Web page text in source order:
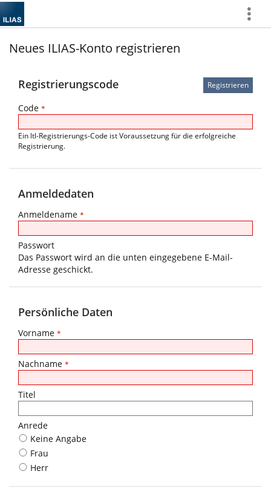
Neues ILIAS-Konto registrieren
Registrierungscode
Code *
Ein ltl-Registrierungs-Code ist Voraussetzung für die erfolgreiche
Registrierung.
Anmeldedaten
Anmeldename *
Passwort
Das Passwort wird an die unten eingegebene E-Mail-
Adresse geschickt.
Persönliche Daten
Vorname *
Nachname *
Titel
Anrede
Keine Angabe
Frau
Herr